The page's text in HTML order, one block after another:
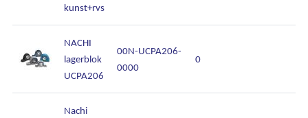
kunst+rvs
NACHI
lagerblok
UCPA206
00N-UCPA206-
0000
0
Nachi